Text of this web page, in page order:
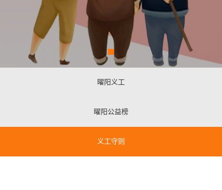
曜阳义工
曜阳公益榜
义工守则